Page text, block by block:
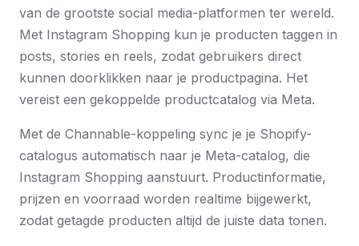
van de grootste social media-platformen ter wereld.
Met Instagram Shopping kun je producten taggen in
posts, stories en reels, zodat gebruikers direct
kunnen doorklikken naar je productpagina. Het
vereist een gekoppelde productcatalog via Meta.
Met de Channable-koppeling sync je je Shopify-
catalogus automatisch naar je Meta-catalog, die
Instagram Shopping aanstuurt. Productinformatie,
prijzen en voorraad worden realtime bijgewerkt,
zodat getagde producten altijd de juiste data tonen.